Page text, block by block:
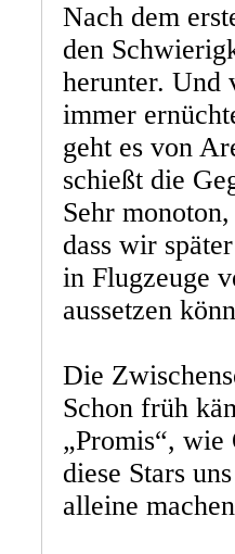
Nach dem
den
herunter. Und
immer
geht es von
schießt die
Sehr
dass wir
in Flugzeuge
aussetzen
Die
Schon früh
„Promis“,
diese Stars
alleine